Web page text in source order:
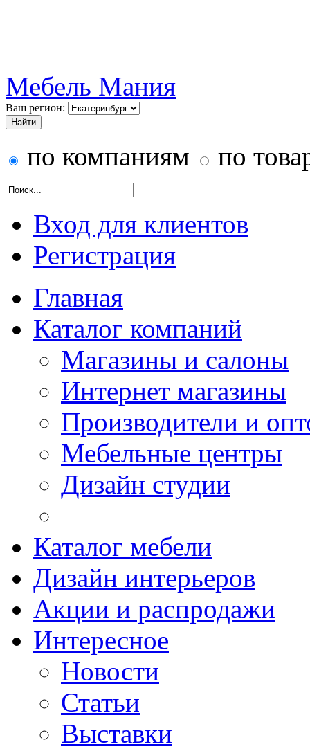
Мебель Мания
Ваш регион:
по компаниям по
Вход для клиентов
Регистрация
Главная
Каталог компаний
Магазины и салоны
Интернет магазины
Производители и
Мебельные центры
Дизайн студии
Каталог мебели
Дизайн интерьеров
Акции и распродажи
Интересное
Новости
Статьи
Выставки